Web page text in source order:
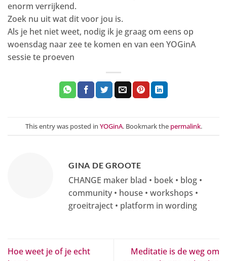
enorm verrijkend.
Zoek nu uit wat dit voor jou is.
Als je het niet weet, nodig ik je graag om eens op
woensdag naar zee te komen en van een YOGinA
sessie te proeven
This entry was posted in YOGinA. Bookmark the permalink.
GINA DE GROOTE
CHANGE maker blad • boek • blog •
community • house • workshops •
groeitraject • platform in wording
Hoe weet je of je echt
Meditatie is de weg om